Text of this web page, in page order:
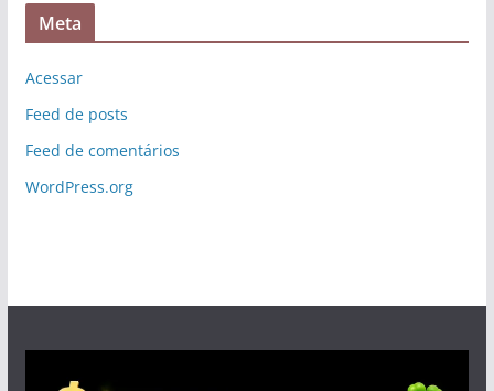
Meta
Acessar
Feed de posts
Feed de comentários
WordPress.org